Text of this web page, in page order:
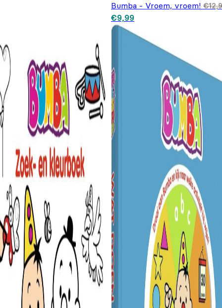
Bumba - Vroem, vroem! €
Oorspronkelijke prijs was:
€12,99.
€9,99Huidige prijs is: €9,99.